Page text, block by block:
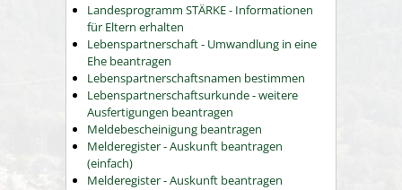
Landesprogramm STÄRKE - Informationen
für Eltern erhalten
Lebenspartnerschaft - Umwandlung in eine
Ehe beantragen
Lebenspartnerschaftsnamen bestimmen
Lebenspartnerschaftsurkunde - weitere
Ausfertigungen beantragen
Meldebescheinigung beantragen
Melderegister - Auskunft beantragen
(einfach)
Melderegister - Auskunft beantragen